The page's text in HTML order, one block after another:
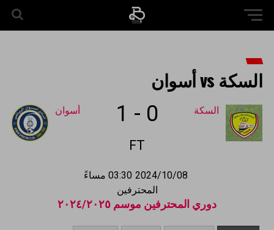
السكة vs أسوان
السكة 0
-
1
FT
أسوان
2024/10/08 03:30 مساءً
المحترفين
دوري المحترفين موسم ٢٠٢٤/٢٠٢٥